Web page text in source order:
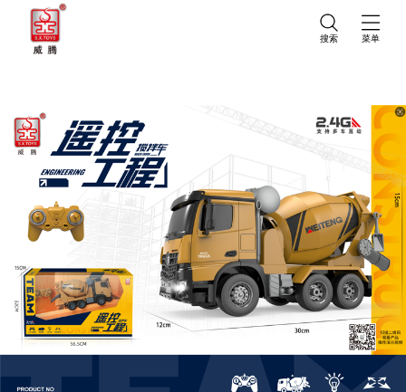
搜索 菜单